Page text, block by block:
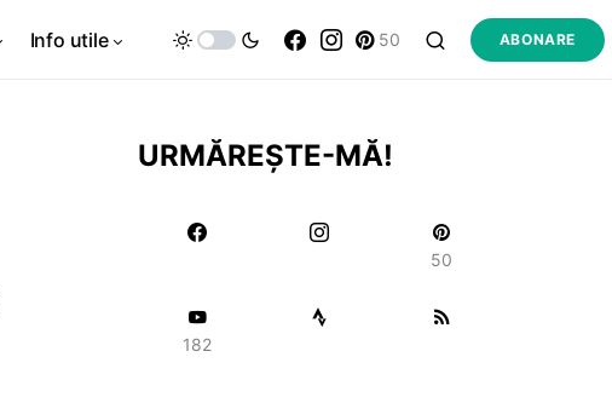
Info utile 50 ABONARE
URMĂREȘTE-MĂ!
50
182